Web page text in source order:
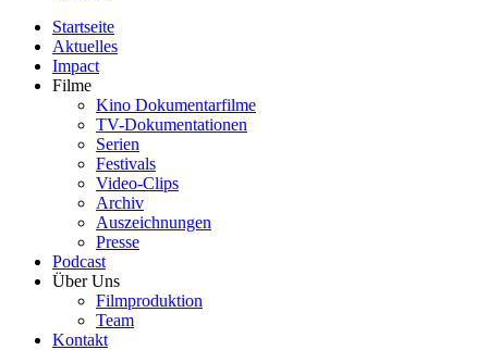
Startseite
Aktuelles
Impact
Filme
Kino Dokumentarfilme
TV-Dokumentationen
Serien
Festivals
Video-Clips
Archiv
Auszeichnungen
Presse
Podcast
Über Uns
Filmproduktion
Team
Kontakt